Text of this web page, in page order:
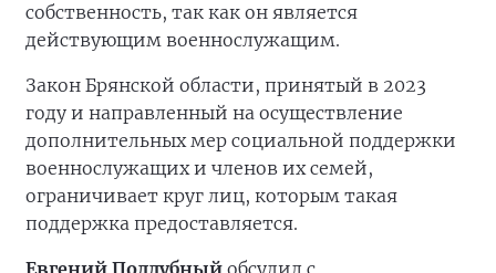
собственность, так как он является
действующим военнослужащим.
Закон Брянской области, принятый в 2023
году и направленный на осуществление
дополнительных мер социальной поддержки
военнослужащих и членов их семей,
ограничивает круг лиц, которым такая
поддержка предоставляется.
Евгений Поддубный обсудил с